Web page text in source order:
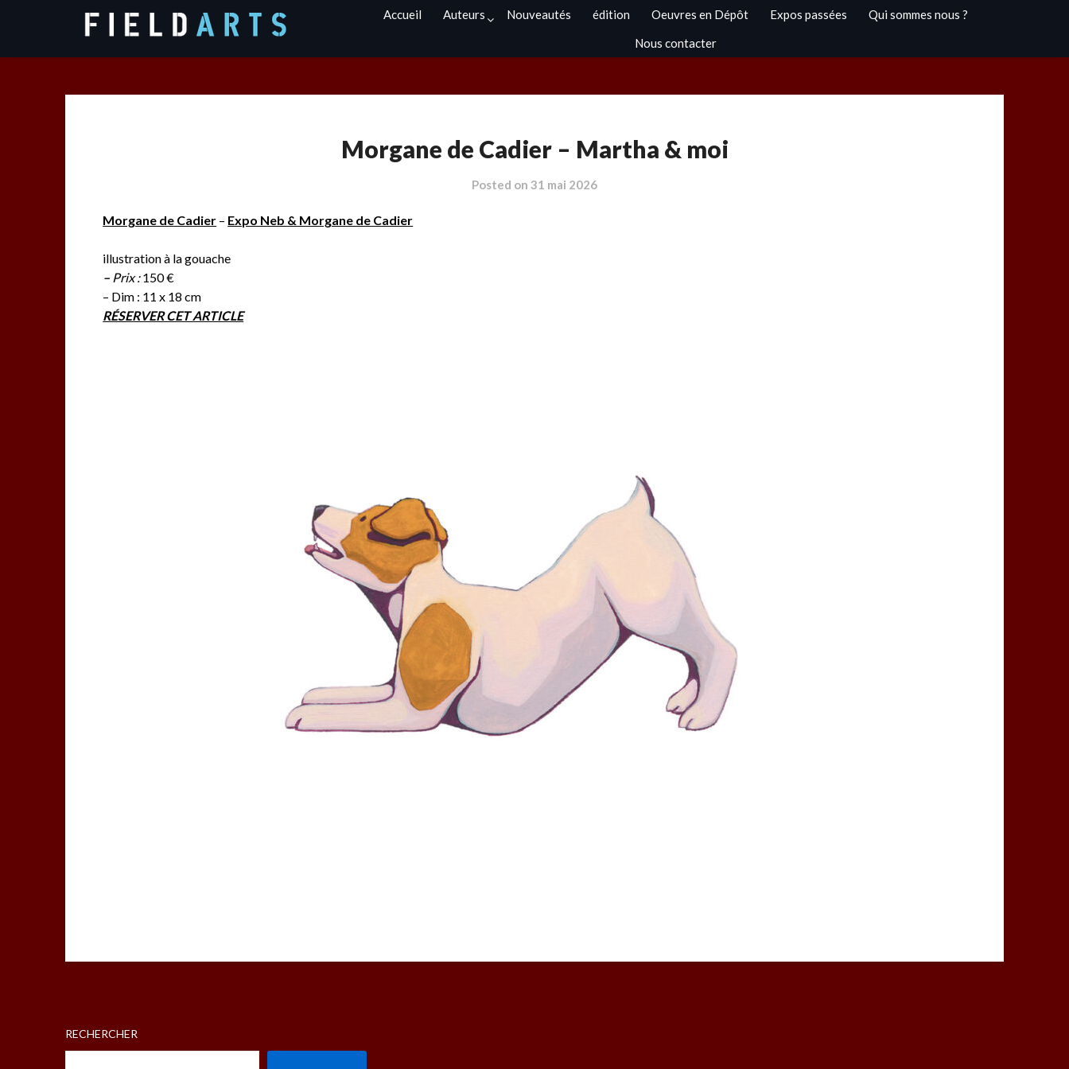
Accueil Auteurs Nouveautés édition Oeuvres en Dépôt Expos passées
Qui sommes nous ?
Nous contacter
Morgane de Cadier – Martha & moi
Posted on 31 mai 2026
Morgane de Cadier – Expo Neb & Morgane de Cadier
illustration à la gouache
– Prix :150 €
– Dim : 11 x 18 cm
RÉSERVER CET ARTICLE
RECHERCHER